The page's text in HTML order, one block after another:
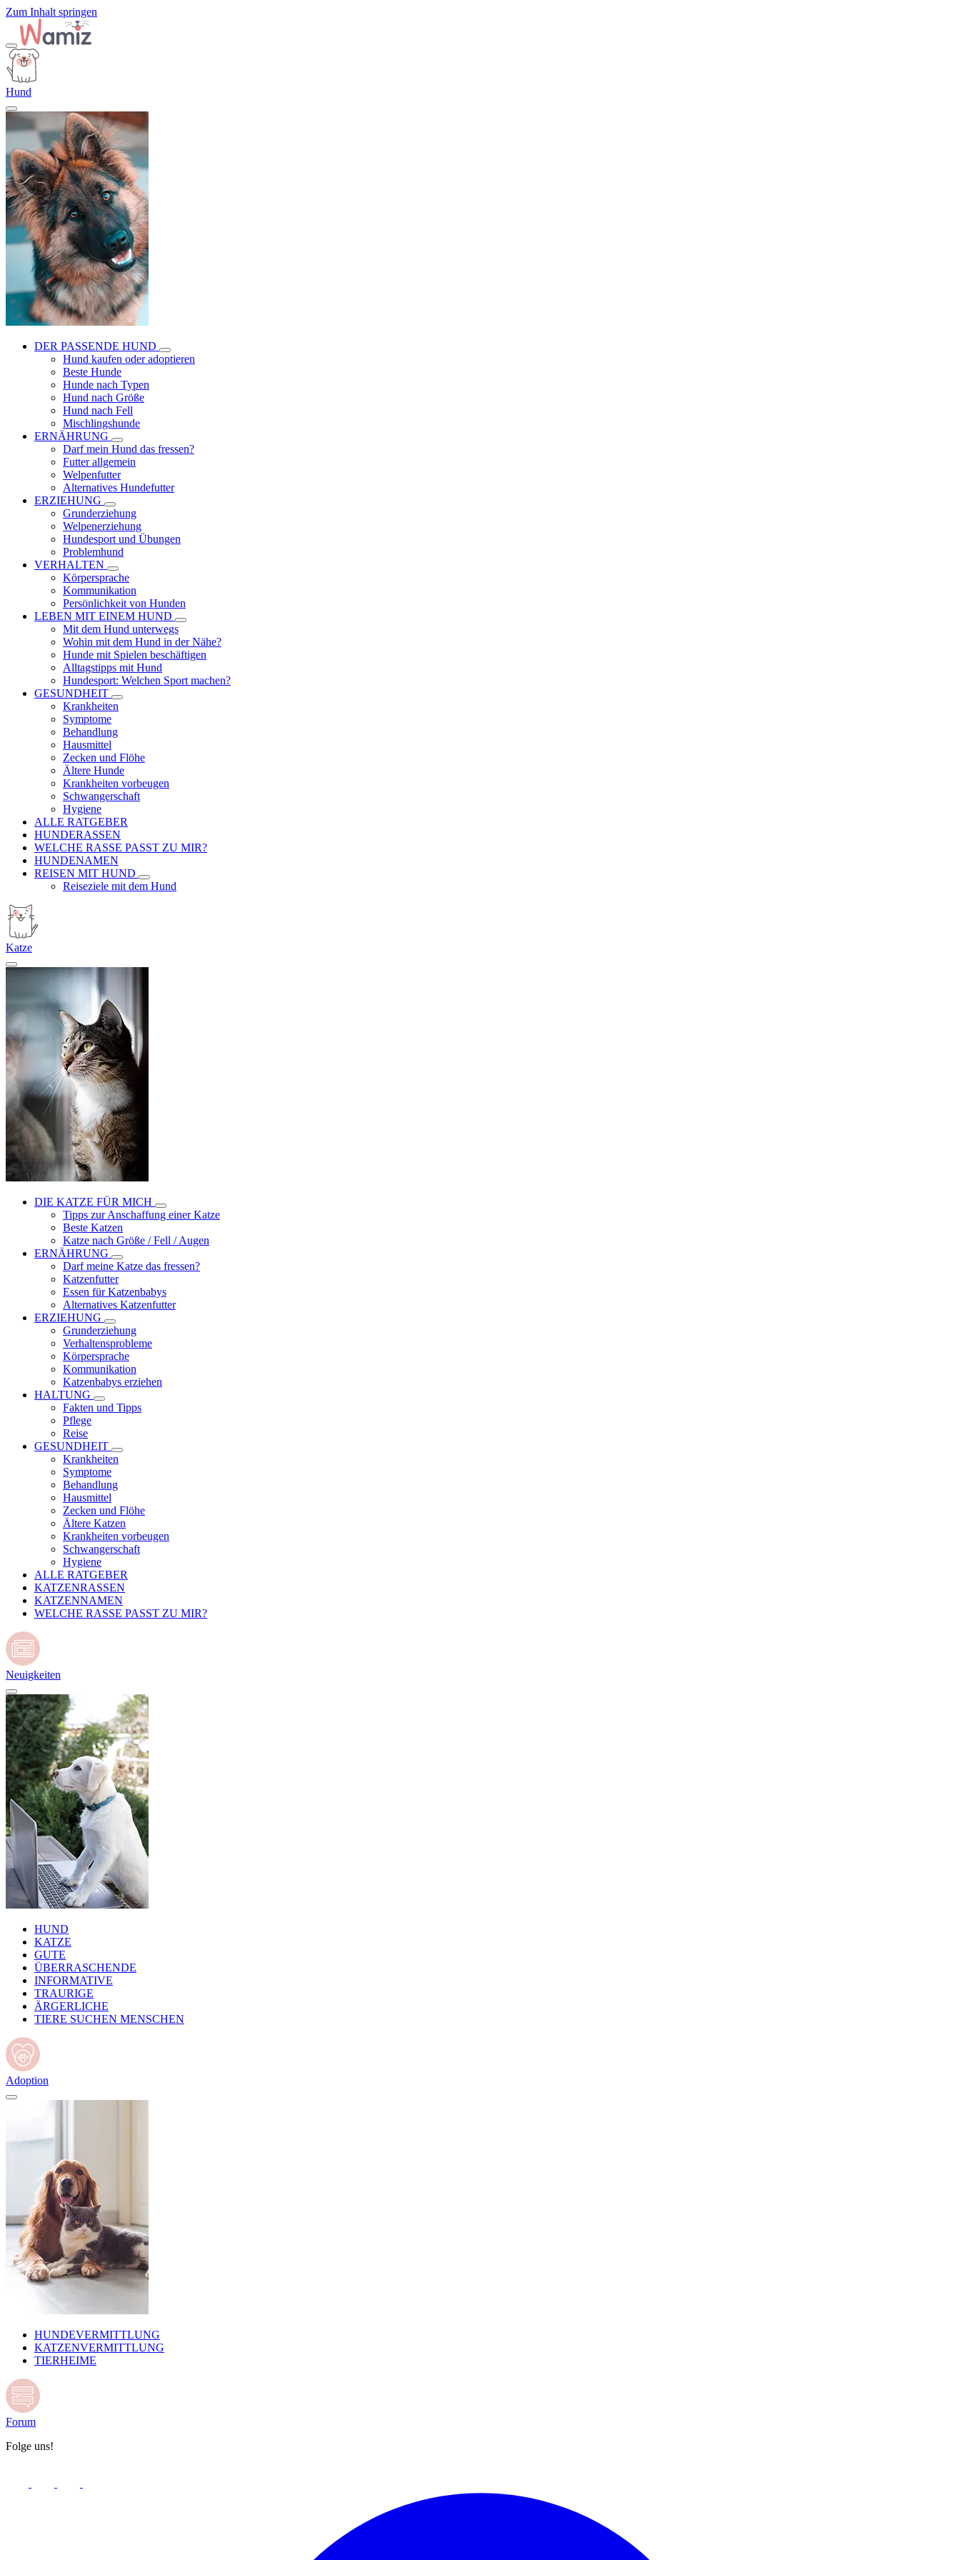
Zum Inhalt springen
Hund
DER PASSENDE HUND
Hund kaufen oder adoptieren
Beste Hunde
Hunde nach Typen
Hund nach Größe
Hund nach Fell
Mischlingshunde
ERNÄHRUNG
Darf mein Hund das fressen?
Futter allgemein
Welpenfutter
Alternatives Hundefutter
ERZIEHUNG
Grunderziehung
Welpenerziehung
Hundesport und Übungen
Problemhund
VERHALTEN
Körpersprache
Kommunikation
Persönlichkeit von Hunden
LEBEN MIT EINEM HUND
Mit dem Hund unterwegs
Wohin mit dem Hund in der Nähe?
Hunde mit Spielen beschäftigen
Alltagstipps mit Hund
Hundesport: Welchen Sport machen?
GESUNDHEIT
Krankheiten
Symptome
Behandlung
Hausmittel
Zecken und Flöhe
Ältere Hunde
Krankheiten vorbeugen
Schwangerschaft
Hygiene
ALLE RATGEBER
HUNDERASSEN
WELCHE RASSE PASST ZU MIR?
HUNDENAMEN
REISEN MIT HUND
Reiseziele mit dem Hund
Katze
DIE KATZE FÜR MICH
Tipps zur Anschaffung einer Katze
Beste Katzen
Katze nach Größe / Fell / Augen
ERNÄHRUNG
Darf meine Katze das fressen?
Katzenfutter
Essen für Katzenbabys
Alternatives Katzenfutter
ERZIEHUNG
Grunderziehung
Verhaltensprobleme
Körpersprache
Kommunikation
Katzenbabys erziehen
HALTUNG
Fakten und Tipps
Pflege
Reise
GESUNDHEIT
Krankheiten
Symptome
Behandlung
Hausmittel
Zecken und Flöhe
Ältere Katzen
Krankheiten vorbeugen
Schwangerschaft
Hygiene
ALLE RATGEBER
KATZENRASSEN
KATZENNAMEN
WELCHE RASSE PASST ZU MIR?
Neuigkeiten
HUND
KATZE
GUTE
ÜBERRASCHENDE
INFORMATIVE
TRAURIGE
ÄRGERLICHE
TIERE SUCHEN MENSCHEN
Adoption
HUNDEVERMITTLUNG
KATZENVERMITTLUNG
TIERHEIME
Forum
Folge uns!